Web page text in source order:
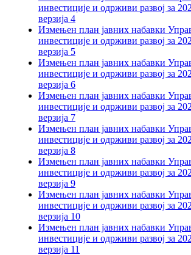
инвестиције и одрживи развој за
верзија 4
Измењен план јавних набавки
инвестиције и одрживи развој за
верзија 5
Измењен план јавних набавки
инвестиције и одрживи развој за
верзија 6
Измењен план јавних набавки
инвестиције и одрживи развој за
верзија 7
Измењен план јавних набавки
инвестиције и одрживи развој за
верзија 8
Измењен план јавних набавки
инвестиције и одрживи развој за
верзија 9
Измењен план јавних набавки
инвестиције и одрживи развој за
верзија 10
Измењен план јавних набавки
инвестиције и одрживи развој за
верзија 11